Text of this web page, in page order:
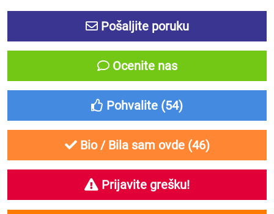
Pošaljite poruku
Ocenite nas
Pohvalite (54)
Bio / Bila sam ovde (46)
Prijavite grešku!